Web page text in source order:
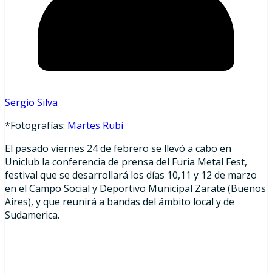
Sergio Silva
*Fotografías: Martes Rubi
El pasado viernes 24 de febrero se llevó a cabo en
Uniclub la conferencia de prensa del Furia Metal Fest,
festival que se desarrollará los días 10,11 y 12 de marzo
en el Campo Social y Deportivo Municipal Zarate (Buenos
Aires), y que reunirá a bandas del ámbito local y de
Sudamerica.